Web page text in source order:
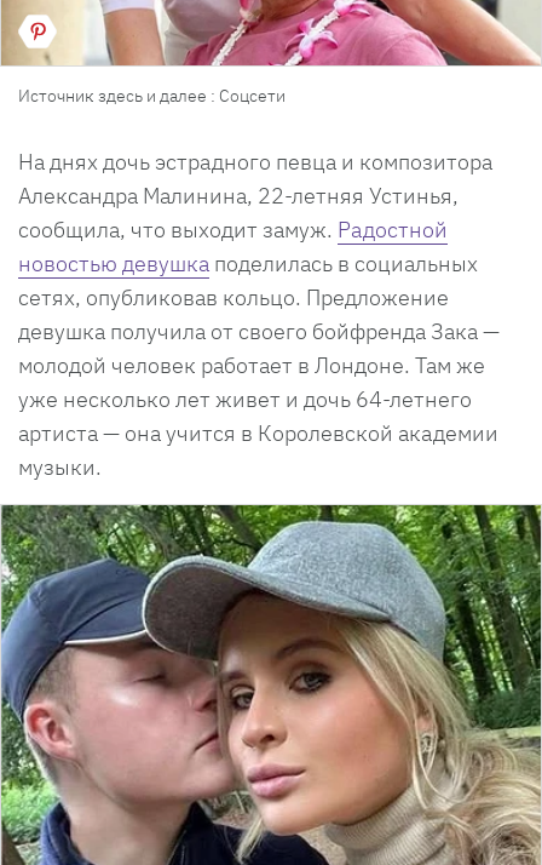
Источник здесь и далее : Соцсети
На днях дочь эстрадного певца и композитора
Александра Малинина, 22-летняя Устинья,
сообщила, что выходит замуж. Радостной
новостью девушка поделилась в социальных
сетях, опубликовав кольцо. Предложение
девушка получила от своего бойфренда Зака —
молодой человек работает в Лондоне. Там же
уже несколько лет живет и дочь 64-летнего
артиста — она учится в Королевской академии
музыки.